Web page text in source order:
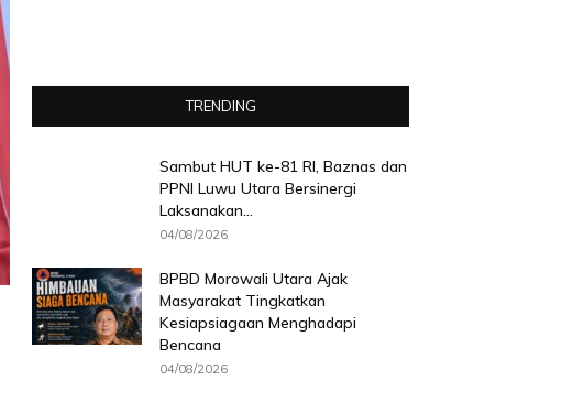
TRENDING
Sambut HUT ke-81 RI, Baznas dan
PPNI Luwu Utara Bersinergi
Laksanakan...
04/08/2026
BPBD Morowali Utara Ajak
Masyarakat Tingkatkan
Kesiapsiagaan Menghadapi
Bencana
04/08/2026